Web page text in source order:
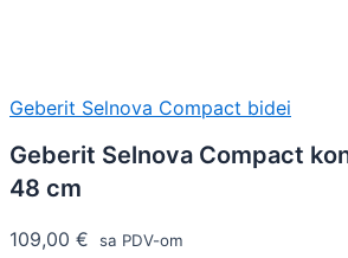
Geberit Selnova Compact bidei
Geberit Selnova Compact
48 cm
109,00 € sa PDV-om